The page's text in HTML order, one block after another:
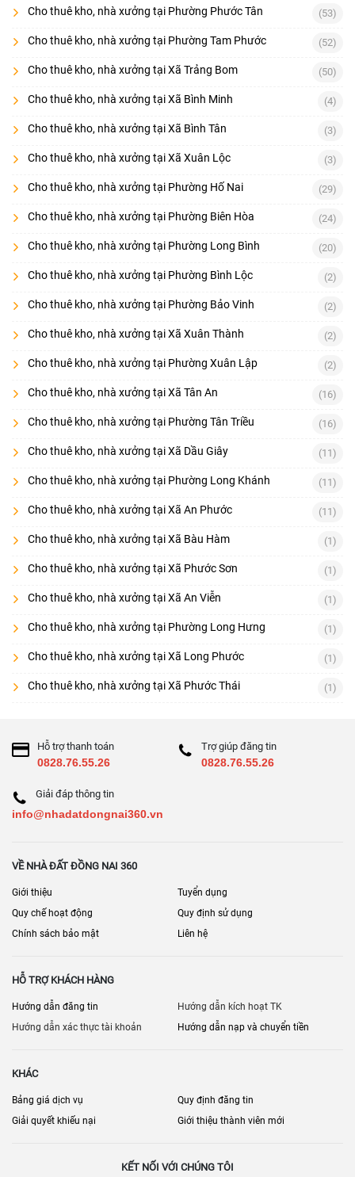
Cho thuê kho, nhà xưởng tại Phường Phước Tân (53)
Cho thuê kho, nhà xưởng tại Phường Tam Phước (52)
Cho thuê kho, nhà xưởng tại Xã Trảng Bom (50)
Cho thuê kho, nhà xưởng tại Xã Bình Minh (4)
Cho thuê kho, nhà xưởng tại Xã Bình Tân (3)
Cho thuê kho, nhà xưởng tại Xã Xuân Lộc (3)
Cho thuê kho, nhà xưởng tại Phường Hố Nai (29)
Cho thuê kho, nhà xưởng tại Phường Biên Hòa (24)
Cho thuê kho, nhà xưởng tại Phường Long Bình (20)
Cho thuê kho, nhà xưởng tại Phường Bình Lộc (2)
Cho thuê kho, nhà xưởng tại Phường Bảo Vinh (2)
Cho thuê kho, nhà xưởng tại Xã Xuân Thành (2)
Cho thuê kho, nhà xưởng tại Phường Xuân Lập (2)
Cho thuê kho, nhà xưởng tại Xã Tân An (16)
Cho thuê kho, nhà xưởng tại Phường Tân Triều (16)
Cho thuê kho, nhà xưởng tại Xã Dầu Giây (11)
Cho thuê kho, nhà xưởng tại Phường Long Khánh (11)
Cho thuê kho, nhà xưởng tại Xã An Phước (11)
Cho thuê kho, nhà xưởng tại Xã Bàu Hàm (1)
Cho thuê kho, nhà xưởng tại Xã Phước Sơn (1)
Cho thuê kho, nhà xưởng tại Xã An Viễn (1)
Cho thuê kho, nhà xưởng tại Phường Long Hưng (1)
Cho thuê kho, nhà xưởng tại Xã Long Phước (1)
Cho thuê kho, nhà xưởng tại Xã Phước Thái (1)
Hỗ trợ thanh toán
0828.76.55.26
Trợ giúp đăng tin
0828.76.55.26
Giải đáp thông tin
info@nhadatdongnai360.vn
VỀ NHÀ ĐẤT ĐỒNG NAI 360
Giới thiệu
Tuyển dụng
Quy chế hoạt động
Quy định sử dụng
Chính sách bảo mật
Liên hệ
HỖ TRỢ KHÁCH HÀNG
Hướng dẫn đăng tin
Hướng dẫn kích hoạt TK
Hướng dẫn xác thực tài khoản
Hướng dẫn nạp và chuyển tiền
KHÁC
Bảng giá dịch vụ
Quy định đăng tin
Giải quyết khiếu nại
Giới thiệu thành viên mới
KẾT NỐI VỚI CHÚNG TÔI